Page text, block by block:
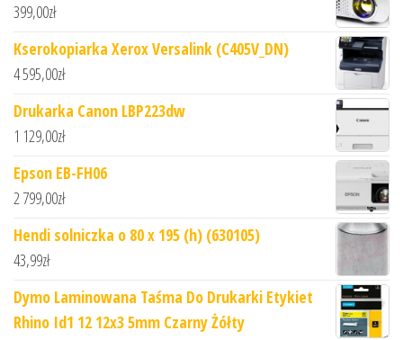
399,00zł
Kserokopiarka Xerox Versalink (C405V_DN)
4 595,00zł
Drukarka Canon LBP223dw
1 129,00zł
Epson EB-FH06
2 799,00zł
Hendi solniczka o 80 x 195 (h) (630105)
43,99zł
Dymo Laminowana Taśma Do Drukarki Etykiet
Rhino Id1 12 12x3 5mm Czarny Żółty